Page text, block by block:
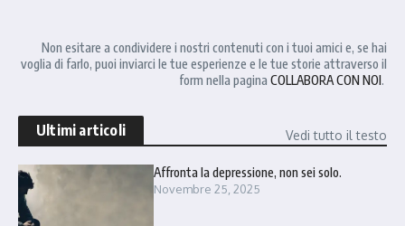
Non esitare a condividere i nostri contenuti con i tuoi amici e, se hai
voglia di farlo, puoi inviarci le tue esperienze e le tue storie attraverso il
form nella pagina COLLABORA CON NOI.
Ultimi articoli Vedi tutto il testo
Affronta la depressione, non sei solo.
Novembre 25, 2025